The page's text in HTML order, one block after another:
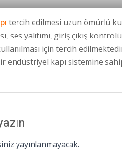
tercih edilmesi uzun ömürlü
ses yalıtımı, giriş çıkış
için tercih
endüstriyel kapı sistemine
yayınlanmayacak.